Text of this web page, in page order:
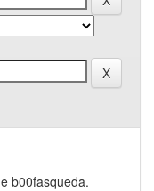
b00fasqueda.